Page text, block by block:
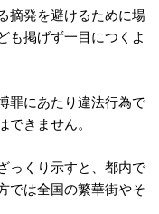
摘発を避けるために場
も掲げず一目につくよ
罪にあたり違法行為で
きません。
っくり示すと、都内で
では全国の繁華街やそ